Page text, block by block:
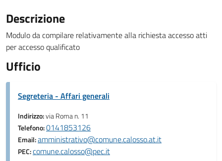
Descrizione
Modulo da compilare relativamente alla richiesta accesso atti
per accesso qualificato
Ufficio
Segreteria - Affari generali
Indirizzo:via Roma n. 11
Telefono:0141853126
Email:amministrativo@comune.calosso.at.it
PEC:comune.calosso@pec.it